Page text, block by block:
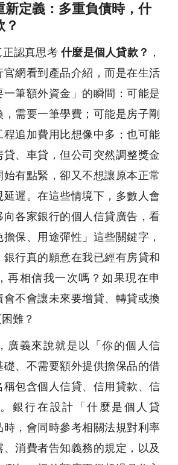
新定義：多重負債時，什
？
正認真思考什麼是個人貸款？ ，
網看到產品介紹，而是在生活
一筆額外資金」的瞬間：可能是
需要一筆學費；可能是房子剛
程追加費用比想像中多；也可能
貸、車貸，但公司突然調整獎金
有點緊，卻又不想讓原本正常
遲。在這些情境下，多數人會
向各家銀行的個人信貸廣告，看
保、用途彈性」這些關鍵字，
行真的願意在我已經有房貸和
再相信我一次嗎？如果現在申
不會讓未來要增貸、轉貸或換
難？
廣義來說就是以「你的個人信
礎、不需要額外提供擔保品的借
包含個人信貸、信用貸款、信
銀行在設計「什麼是個人貸
，會同時參考相關法規對利率
、消費者告知義務的規定，以及